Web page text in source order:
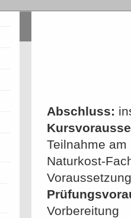
Abschluss:
Teilnahme
Naturkost-
Vorbereitung